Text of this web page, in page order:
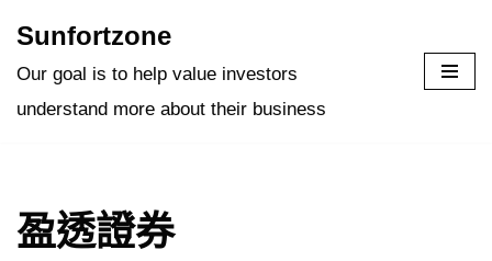
Skip
Sunfortzone
Our goal is to help value investors
understand more about their business
盈透證券